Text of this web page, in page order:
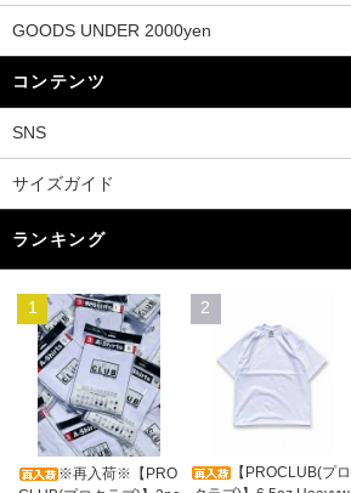
GOODS UNDER 2000yen
コンテンツ
SNS
サイズガイド
ランキング
1
※再入荷※【PRO
2
【PROCLUB(プロ